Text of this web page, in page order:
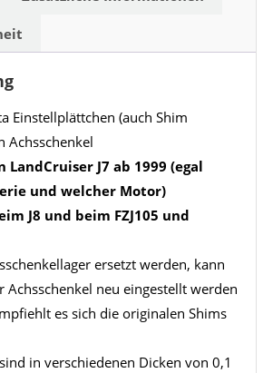
Einstellplättchen (auch Shim
Achsschenkel
LandCruiser J7 ab 1999 (egal
und welcher Motor)
J8 und beim FZJ105 und
ersetzt werden, kann
Achsschenkel neu eingestellt werden
es sich die originalen Shims
in verschiedenen Dicken von 0,1